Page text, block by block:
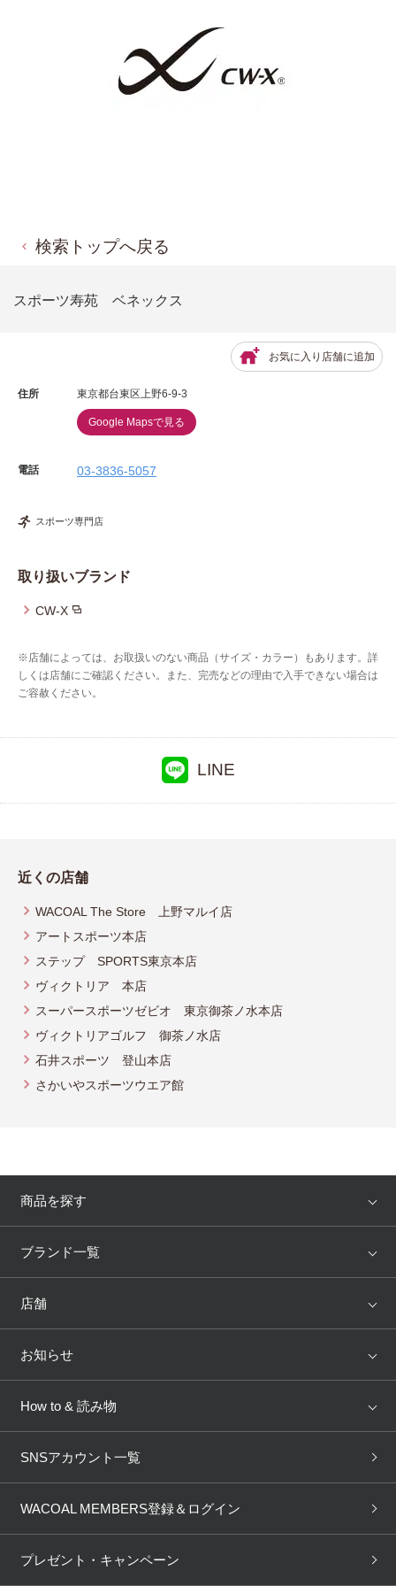
検索トップへ戻る
スポーツ寿苑 ベネックス
お気に入り店舗に追加
住所 東京都台東区上野6-9-3
Google Mapsで見る
電話 03-3836-5057
スポーツ専門店
取り扱いブランド
CW-X
※店舗によっては、お取扱いのない商品（サイズ・カラー）もあります。詳
しくは店舗にご確認ください。また、完売などの理由で入手できない場合は
ご容赦ください。
LINE
近くの店舗
WACOAL The Store 上野マルイ店
アートスポーツ本店
ステップ SPORTS東京本店
ヴィクトリア 本店
スーパースポーツゼビオ 東京御茶ノ水本店
ヴィクトリアゴルフ 御茶ノ水店
石井スポーツ 登山本店
さかいやスポーツウエア館
商品を探す
アイテム
トピックス
ブランド一覧
WACOAL
AMPHI une nana cool
OUR WACOAL
WACOAL Remamma Mens Innerwear
店舗
店舗を探す
ブラ無料診断
3Dボディスキャン
お知らせ
新着情報
商品回収
ニュース＆トピックス
How to & 読み物
下着の基礎知識
ブラパン ワコールスタイル
SNSアカウント一覧
WACOAL MEMBERS登録＆ログイン
プレゼント・キャンペーン